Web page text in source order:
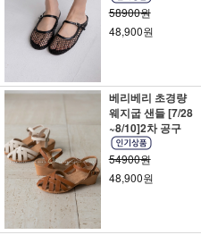
58900원
48,900원
베리베리 초경량
웨지굽 샌들 [7/28
~8/10]2차 공구
54900원
48,900원